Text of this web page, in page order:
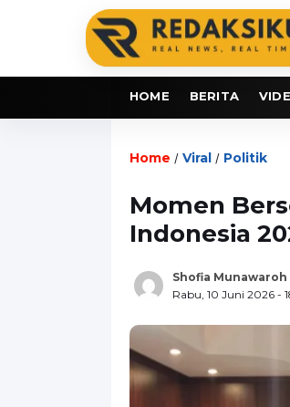
HOME BERITA
Home / Viral / Politik
Momen
Indonesia
Shofia Munawaroh
Rabu, 10 Juni 2026 -